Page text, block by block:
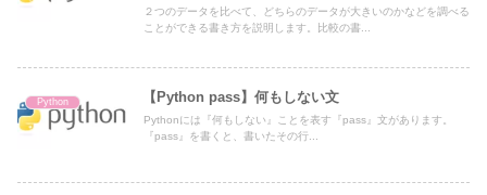
２つのデータを比べて、どちらのデータが大きいのかなどを調べる
ことができる書き方を説明します。比較の書...
Python 【Python pass】何もしない文
Pythonには『何もしない』ことを表す『pass』文があります。
『pass』を書くと、書いたその行...